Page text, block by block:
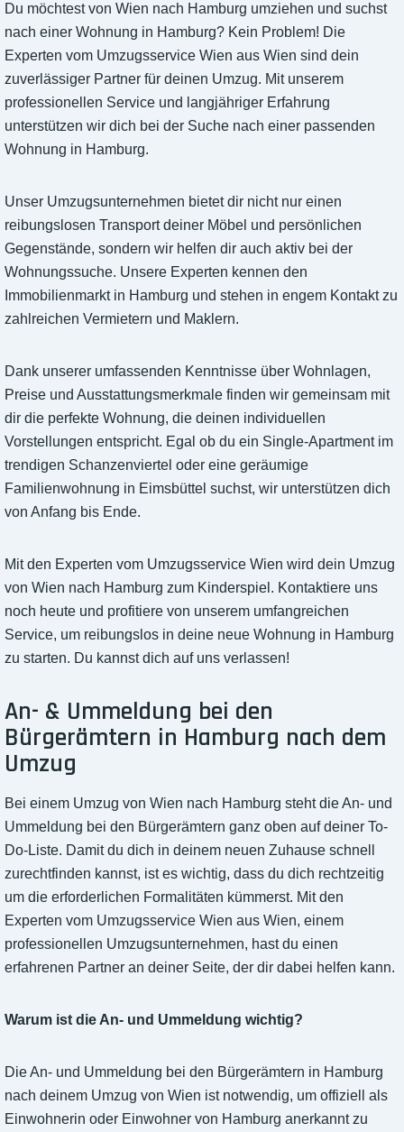
Du möchtest von Wien nach Hamburg umziehen und suchst
nach einer Wohnung in Hamburg? Kein Problem! Die
Experten vom Umzugsservice Wien aus Wien sind dein
zuverlässiger Partner für deinen Umzug. Mit unserem
professionellen Service und langjähriger Erfahrung
unterstützen wir dich bei der Suche nach einer passenden
Wohnung in Hamburg.
Unser Umzugsunternehmen bietet dir nicht nur einen
reibungslosen Transport deiner Möbel und persönlichen
Gegenstände, sondern wir helfen dir auch aktiv bei der
Wohnungssuche. Unsere Experten kennen den
Immobilienmarkt in Hamburg und stehen in engem Kontakt zu
zahlreichen Vermietern und Maklern.
Dank unserer umfassenden Kenntnisse über Wohnlagen,
Preise und Ausstattungsmerkmale finden wir gemeinsam mit
dir die perfekte Wohnung, die deinen individuellen
Vorstellungen entspricht. Egal ob du ein Single-Apartment im
trendigen Schanzenviertel oder eine geräumige
Familienwohnung in Eimsbüttel suchst, wir unterstützen dich
von Anfang bis Ende.
Mit den Experten vom Umzugsservice Wien wird dein Umzug
von Wien nach Hamburg zum Kinderspiel. Kontaktiere uns
noch heute und profitiere von unserem umfangreichen
Service, um reibungslos in deine neue Wohnung in Hamburg
zu starten. Du kannst dich auf uns verlassen!
An- & Ummeldung bei den
Bürgerämtern in Hamburg nach dem
Umzug
Bei einem Umzug von Wien nach Hamburg steht die An- und
Ummeldung bei den Bürgerämtern ganz oben auf deiner To-
Do-Liste. Damit du dich in deinem neuen Zuhause schnell
zurechtfinden kannst, ist es wichtig, dass du dich rechtzeitig
um die erforderlichen Formalitäten kümmerst. Mit den
Experten vom Umzugsservice Wien aus Wien, einem
professionellen Umzugsunternehmen, hast du einen
erfahrenen Partner an deiner Seite, der dir dabei helfen kann.
Warum ist die An- und Ummeldung wichtig?
Die An- und Ummeldung bei den Bürgerämtern in Hamburg
nach deinem Umzug von Wien ist notwendig, um offiziell als
Einwohnerin oder Einwohner von Hamburg anerkannt zu